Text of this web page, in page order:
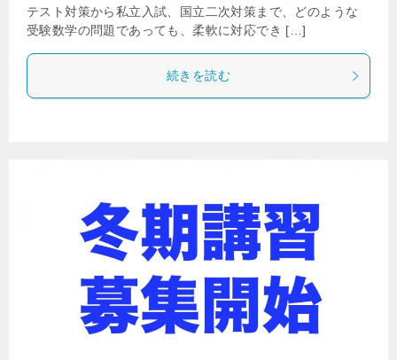
テスト対策から私立入試、国立二次対策まで、どのような
受験数学の問題であっても、柔軟に対応でき […]
続きを読む